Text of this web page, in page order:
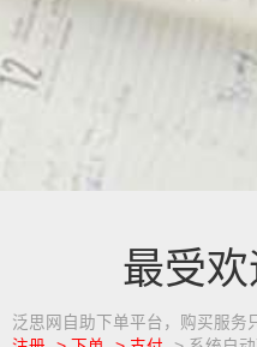
最受
泛思网自助下单平台，购买服务